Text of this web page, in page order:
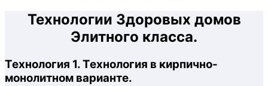
Технологии Здоровых домов
Элитного класса.
Технология 1. Технология в кирпично-
монолитном варианте.